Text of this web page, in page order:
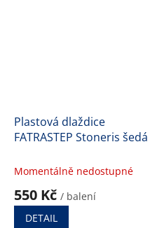
Plastová dlaždice
FATRASTEP Stoneris šedá
Momentálně nedostupné
550 Kč / balení
DETAIL